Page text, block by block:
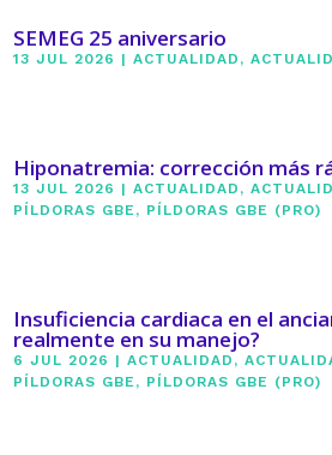
SEMEG 25 aniversario
13 JUL 2026 |ACTUALIDAD ,
Hiponatremia: corrección más
13 JUL 2026 |ACTUALIDAD ,
PÍLDORAS GBE , PÍLDORAS GBE (PRO)
Insuficiencia cardiaca en el
realmente en su manejo?
6 JUL 2026 |ACTUALIDAD ,
PÍLDORAS GBE , PÍLDORAS GBE (PRO)